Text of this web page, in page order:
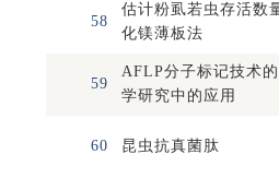
58
估计粉虱若虫存活
化镁薄板法
59
AFLP分子标记技术
学研究中的应用
60 昆虫抗真菌肽